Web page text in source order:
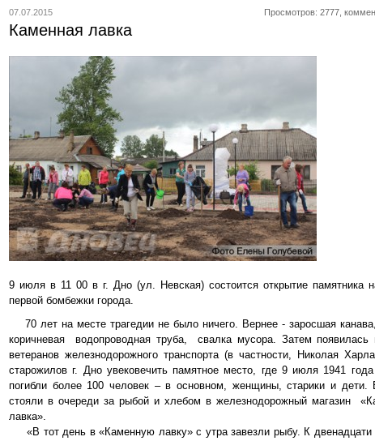
07.07.2015 Просмотров: 2777,
Каменная лавка
9 июля в 11 00 в г. Дно (ул. Невская) состоится открытие памятника
первой бомбежки города.
70 лет на месте трагедии не было ничего. Вернее - заросшая
коричневая водопроводная труба, свалка мусора. Затем появилась
ветеранов железнодорожного транспорта (в частности, Николая
старожилов г. Дно увековечить памятное место, где 9 июля 1941
погибли более 100 человек – в основном, женщины, старики и дети.
стояли в очереди за рыбой и хлебом в железнодорожный магазин
лавка».
«В тот день в «Каменную лавку» с утра завезли рыбу. К